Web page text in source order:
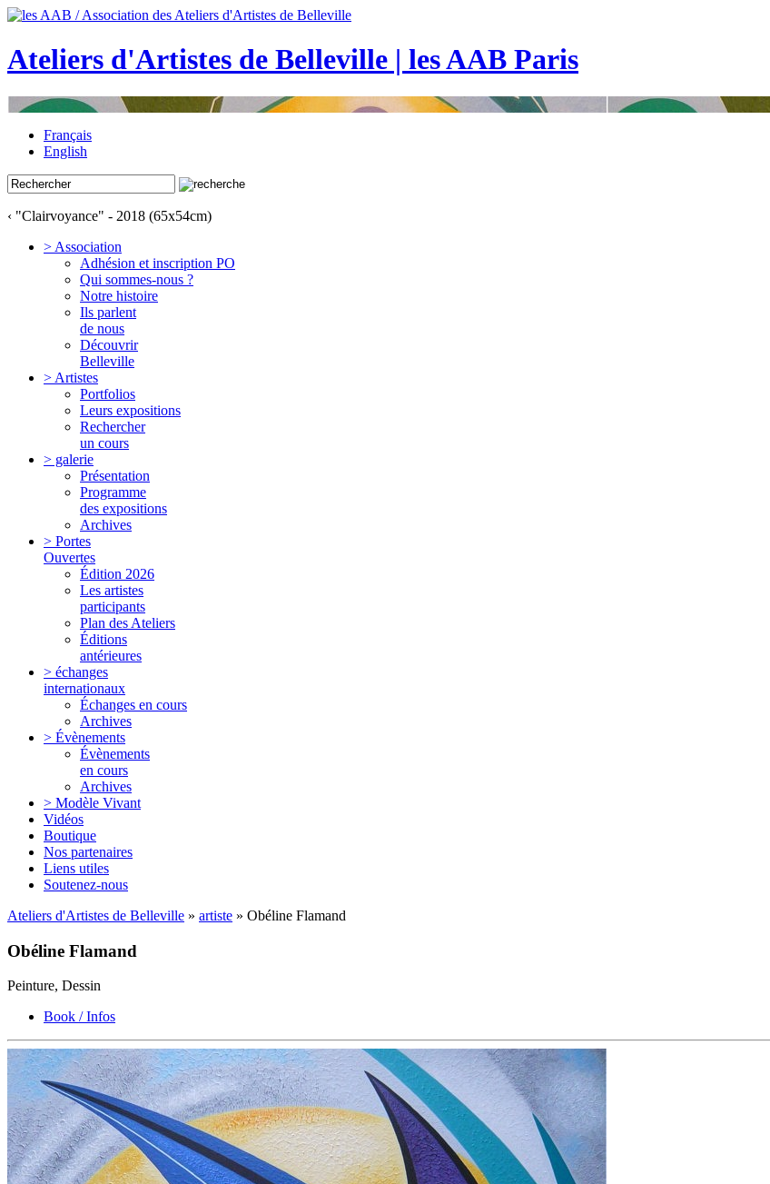
Ateliers d'Artistes de Belleville | les AAB Paris
Français
English
‹ "Clairvoyance" - 2018 (65x54cm)
> Association
Adhésion et inscription PO
Qui sommes-nous ?
Notre histoire
Ils parlent
de nous
Découvrir
Belleville
> Artistes
Portfolios
Leurs expositions
Rechercher
un cours
> galerie
Présentation
Programme
des expositions
Archives
> Portes
Ouvertes
Édition 2026
Les artistes
participants
Plan des Ateliers
Éditions
antérieures
> échanges
internationaux
Échanges en cours
Archives
> Évènements
Évènements
en cours
Archives
> Modèle Vivant
Vidéos
Boutique
Nos partenaires
Liens utiles
Soutenez-nous
Ateliers d'Artistes de Belleville » artiste » Obéline Flamand
Obéline Flamand
Peinture, Dessin
Book / Infos